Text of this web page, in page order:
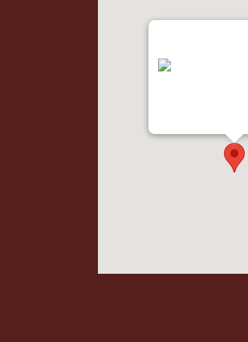
"var d=document,